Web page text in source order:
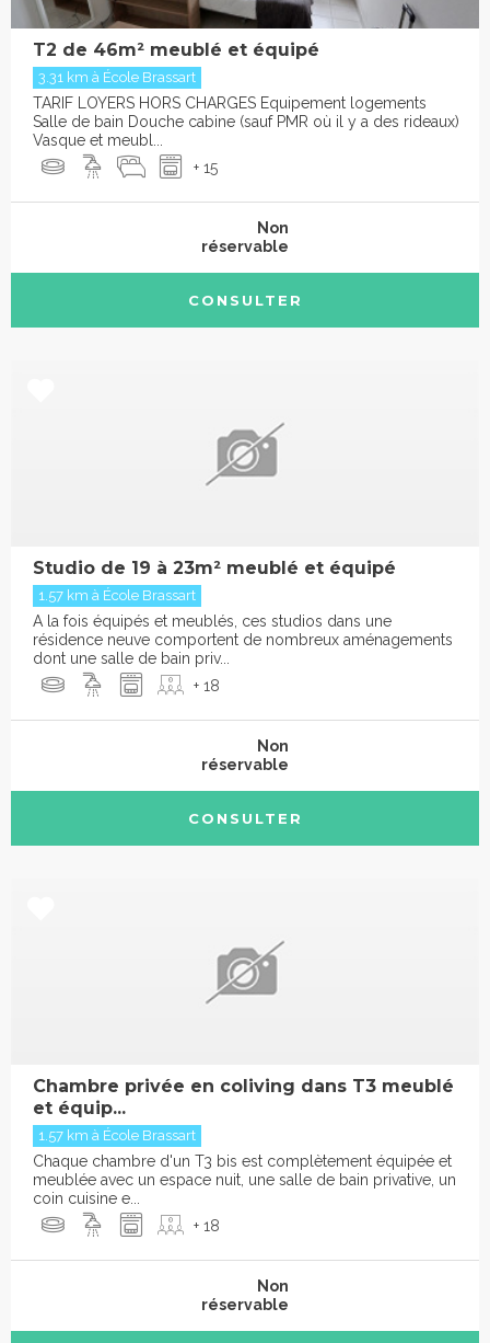
T2 de 46m² meublé et équipé
3.31 km à École Brassart
TARIF LOYERS HORS CHARGES Equipement logements
Salle de bain Douche cabine (sauf PMR où il y a des rideaux)
Vasque et meubl...
+ 15
Non
réservable
CONSULTER
Studio de 19 à 23m² meublé et équipé
1.57 km à École Brassart
A la fois équipés et meublés, ces studios dans une
résidence neuve comportent de nombreux aménagements
dont une salle de bain priv...
+ 18
Non
réservable
CONSULTER
Chambre privée en coliving dans T3 meublé
et équip...
1.57 km à École Brassart
Chaque chambre d'un T3 bis est complètement équipée et
meublée avec un espace nuit, une salle de bain privative, un
coin cuisine e...
+ 18
Non
réservable